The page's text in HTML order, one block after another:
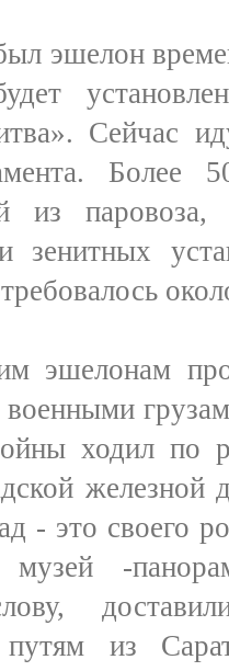
эшелон
Сейчас
Более
из
зенитных
ходил по
железной
- это своего
-
из